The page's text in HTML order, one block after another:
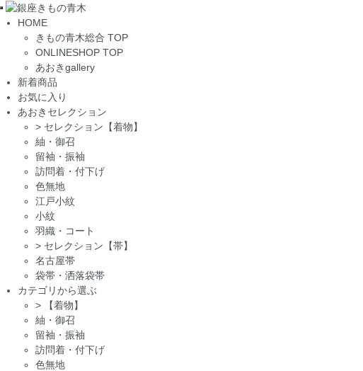
Toggle
navigation
HOME
きもの青木総合 TOP
ONLINESHOP TOP
あおきgallery
新着商品
お気に入り
あおきセレクション
> セレクション【着物】
紬・御召
留袖・振袖
訪問着・付下げ
色無地
江戸小紋
小紋
羽織・コート
> セレクション【帯】
名古屋帯
袋帯・洒落袋帯
カテゴリから選ぶ
>
【着物】
紬・御召
留袖・振袖
訪問着・付下げ
色無地